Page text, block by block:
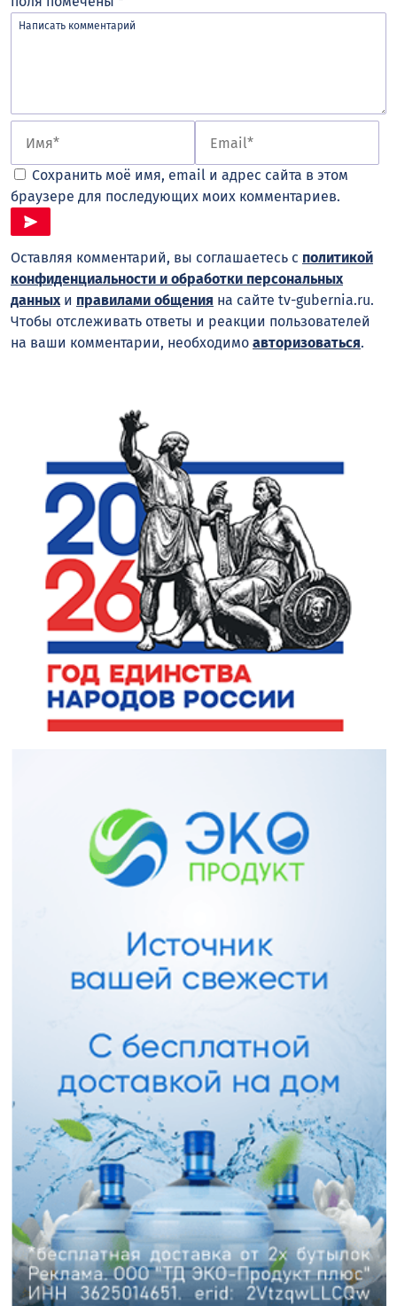
Сохранить моё имя, email и адрес сайта в этом
браузере для последующих моих комментариев.
Оставляя комментарий, вы соглашаетесь с политикой
конфиденциальности и обработки персональных
данныхи правилами общения на сайте tv-gubernia.ru.
Чтобы отслеживать ответы и реакции пользователей
на ваши комментарии, необходимо авторизоваться.